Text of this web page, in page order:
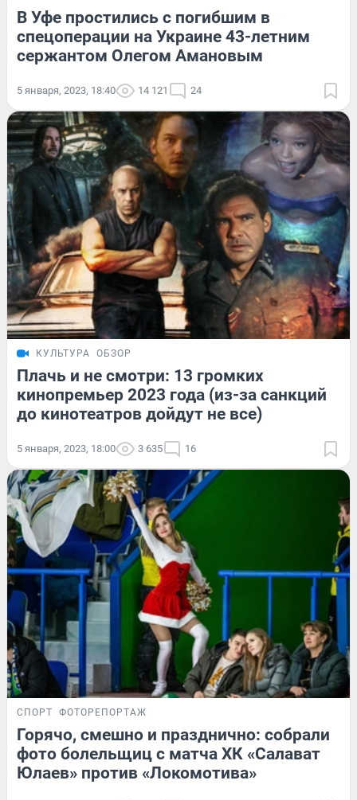
В Уфе простились с погибшим в
спецоперации на Украине 43-летним
сержантом Олегом Амановым
5 января, 2023, 18:40 14 121 24
КУЛЬТУРА ОБЗОР
Плачь и не смотри: 13 громких
кинопремьер 2023 года (из-за санкций
до кинотеатров дойдут не все)
5 января, 2023, 18:00 3 635 16
СПОРТ ФОТОРЕПОРТАЖ
Горячо, смешно и празднично: собрали
фото болельщиц c матча ХК «Салават
Юлаев» против «Локомотива»